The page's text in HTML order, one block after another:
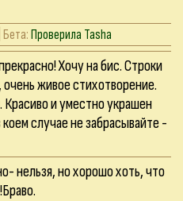
| Бета:Проверила Tasha
Хочу на бис. Строки
живое стихотворение.
и уместно украшен
случае не забрасывайте -
нельзя, но хорошо хоть, что